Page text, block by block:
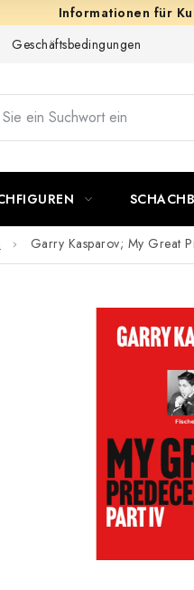
Geschäftsbedingungen
Garry Kasparov; My Great